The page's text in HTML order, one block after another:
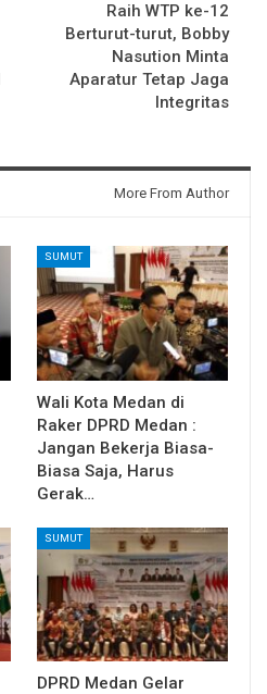
Raih WTP ke-12
Berturut-turut, Bobby
Nasution Minta
Aparatur Tetap Jaga
Integritas
More From Author
SUMUT
Wali Kota Medan di
Raker DPRD Medan :
Jangan Bekerja Biasa-
Biasa Saja, Harus
Gerak…
SUMUT
DPRD Medan Gelar